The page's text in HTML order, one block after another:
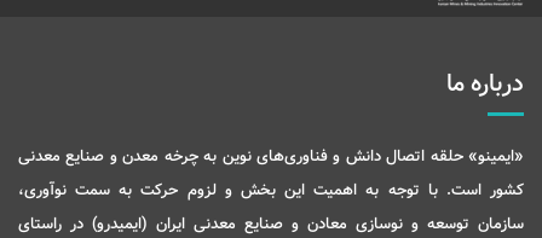
درباره ما
«ایمینو» حلقه اتصال دانش و فناوری‌های نوین به چرخه معدن و صنایع معدنی
کشور است. با توجه به اهمیت این بخش و لزوم حرکت به سمت نوآوری،
سازمان توسعه و نوسازی معادن و صنایع معدنی ایران (ایمیدرو) در راستای